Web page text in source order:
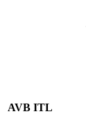
AVB ITL